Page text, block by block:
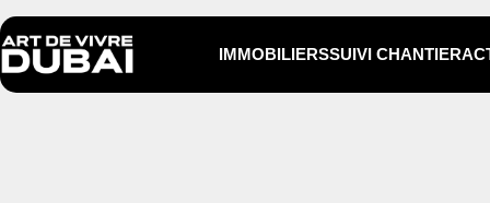
IMMOBILIERSSUIVI CHANTIER